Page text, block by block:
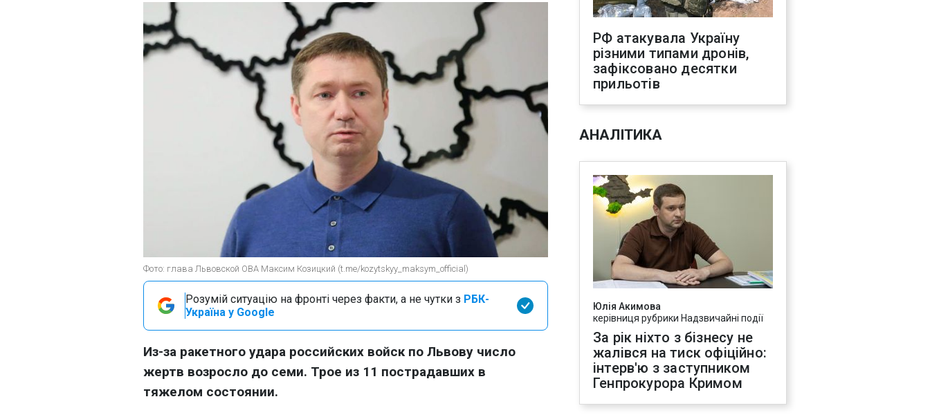
Фото: глава Львовской ОВА Максим Козицкий (t.me/kozytskyy_maksym_official)
Розумій ситуацію на фронті через факти, а не чутки з РБК-
Україна у Google
Из-за ракетного удара российских войск по Львову число
жертв возросло до семи. Трое из 11 пострадавших в
тяжелом состоянии.
РФ атакувала Україну
різними типами дронів,
зафіксовано десятки
прильотів
АНАЛІТИКА
Юлія Акимова
керівниця рубрики Надзвичайні події
За рік ніхто з бізнесу не
жалівся на тиск офіційно:
інтерв'ю з заступником
Генпрокурора Кримом